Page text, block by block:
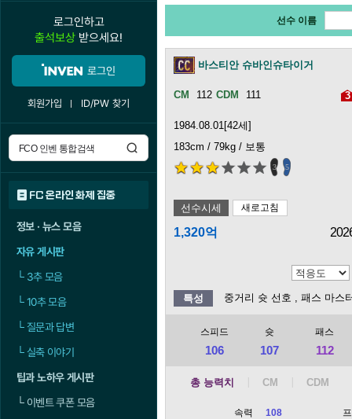
로그인하고
출석보상 받으세요!
로그인
회원가입 ID/PW 찾기
FC 온라인 화제 집중
정보 · 뉴스 모음
자유 게시판
└3추 모음
└10추 모음
└질문과 답변
└실축 이야기
팁과 노하우 게시판
└이벤트 쿠폰 모음
선수 이름
바스티안 슈바인슈타이거
112 111 3
1984.08.01[42세]
183cm / 79kg / 보통
3 5
선수시세 새로고침
1,320억
특성 중거리 슛 선호 , 패스 마스
스피드
106
슛
107
패스
112
총 능력치
속력
108